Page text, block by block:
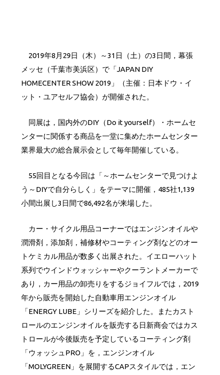
2019年8月29日（木）～31日（土）の3日間，幕張
メッセ（千葉市美浜区）で「JAPAN DIY
HOMECENTER SHOW 2019」（主催：日本ドウ・イ
ット・ユアセルフ協会）が開催された。
同展は，国内外のDIY（Do it yourself）・ホームセ
ンターに関係する商品を一堂に集めたホームセンター
業界最大の総合展示会として毎年開催している。
55回目となる今回は「～ホームセンターで見つけよ
う～DIYで自分らしく」をテーマに開催，485社1,139
小間出展し3日間で86,492名が来場した。
カー・サイクル用品コーナーではエンジンオイルや
潤滑剤，添加剤，補修材やコーティング剤などのオー
トケミカル用品が数多く出展された。イエローハット
系列でウインドウォッシャーやクーラントメーカーで
あり，カー用品の卸売りをするジョイフルでは，2019
年から販売を開始した自動車用エンジンオイル
「ENERGY LUBE」シリーズを紹介した。またカスト
ロールのエンジンオイルを販売する日新商会ではカス
トロールが今後販売を予定しているコーティング剤
「ウォッシュPRO」を，エンジンオイル
「MOLYGREEN」を展開するCAPスタイルでは，エン